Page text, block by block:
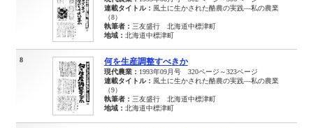
連載タイトル： 風土に生かされた酪農の実践―私の農業
（8）
執筆者： 三友盛行 北海道中標津町
地域： 北海道中標津町
8 何を生産調整すべきか
現代農業： 1993年09月号 320ページ～323ページ
連載タイトル： 風土に生かされた酪農の実践―私の農業
（9）
執筆者： 三友盛行 北海道中標津町
地域： 北海道中標津町